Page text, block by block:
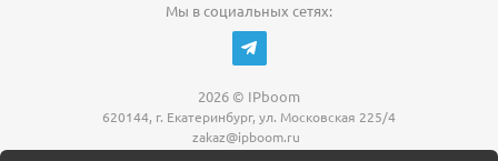
Мы в социальных сетях:
2026 © IPboom
620144, г. Екатеринбург, ул. Московская 225/4
zakaz@ipboom.ru